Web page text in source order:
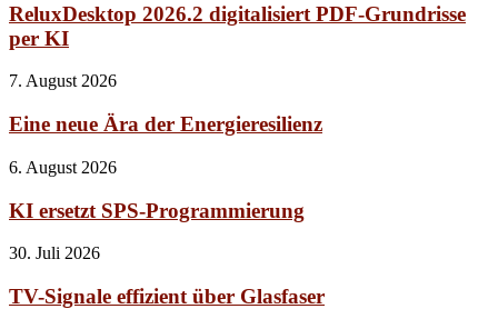
ReluxDesktop 2026.2 digitalisiert PDF-Grundrisse
per KI
7. August 2026
Eine neue Ära der Energieresilienz
6. August 2026
KI ersetzt SPS-Programmierung
30. Juli 2026
TV-Signale effizient über Glasfaser